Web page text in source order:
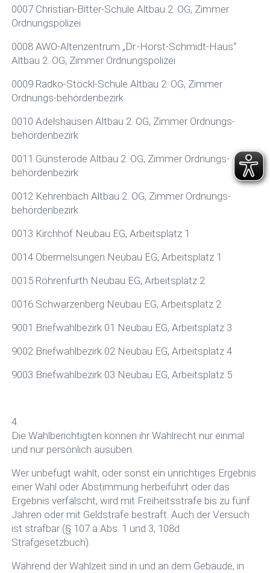
0007 Christian-Bitter-Schule Altbau 2. OG, Zimmer
Ordnungspolizei
0008 AWO-Altenzentrum „Dr.-Horst-Schmidt-Haus“
Altbau 2. OG, Zimmer Ordnungspolizei
0009 Radko-Stöckl-Schule Altbau 2. OG, Zimmer
Ordnungs-behördenbezirk
0010 Adelshausen Altbau 2. OG, Zimmer Ordnungs-
behördenbezirk
0011 Günsterode Altbau 2. OG, Zimmer Ordnungs-
behördenbezirk
0012 Kehrenbach Altbau 2. OG, Zimmer Ordnungs-
behördenbezirk
0013 Kirchhof Neubau EG, Arbeitsplatz 1
0014 Obermelsungen Neubau EG, Arbeitsplatz 1
0015 Röhrenfurth Neubau EG, Arbeitsplatz 2
0016 Schwarzenberg Neubau EG, Arbeitsplatz 2
9001 Briefwahlbezirk 01 Neubau EG, Arbeitsplatz 3
9002 Briefwahlbezirk 02 Neubau EG, Arbeitsplatz 4
9003 Briefwahlbezirk 03 Neubau EG, Arbeitsplatz 5
4.
Die Wahlberichtigten können ihr Wahlrecht nur einmal
und nur persönlich ausüben.
Wer unbefugt wählt, oder sonst ein unrichtiges Ergebnis
einer Wahl oder Abstimmung herbeiführt oder das
Ergebnis verfälscht, wird mit Freiheitsstrafe bis zu fünf
Jahren oder mit Geldstrafe bestraft. Auch der Versuch
ist strafbar (§ 107 a Abs. 1 und 3, 108d
Strafgesetzbuch).
Während der Wahlzeit sind in und an dem Gebäude, in